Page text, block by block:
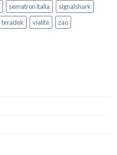
sematron italia
signalshark
teradek vialite zao